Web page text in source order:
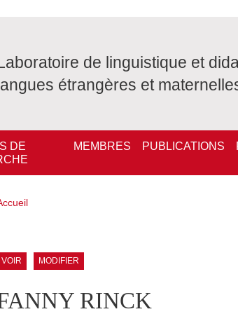
de linguistique et
étrangères et
DE
MEMBRES PUBLICATIONS
d'Ariane
Sidebar (users/
principaux
VOIR MODIFIER
RINCK